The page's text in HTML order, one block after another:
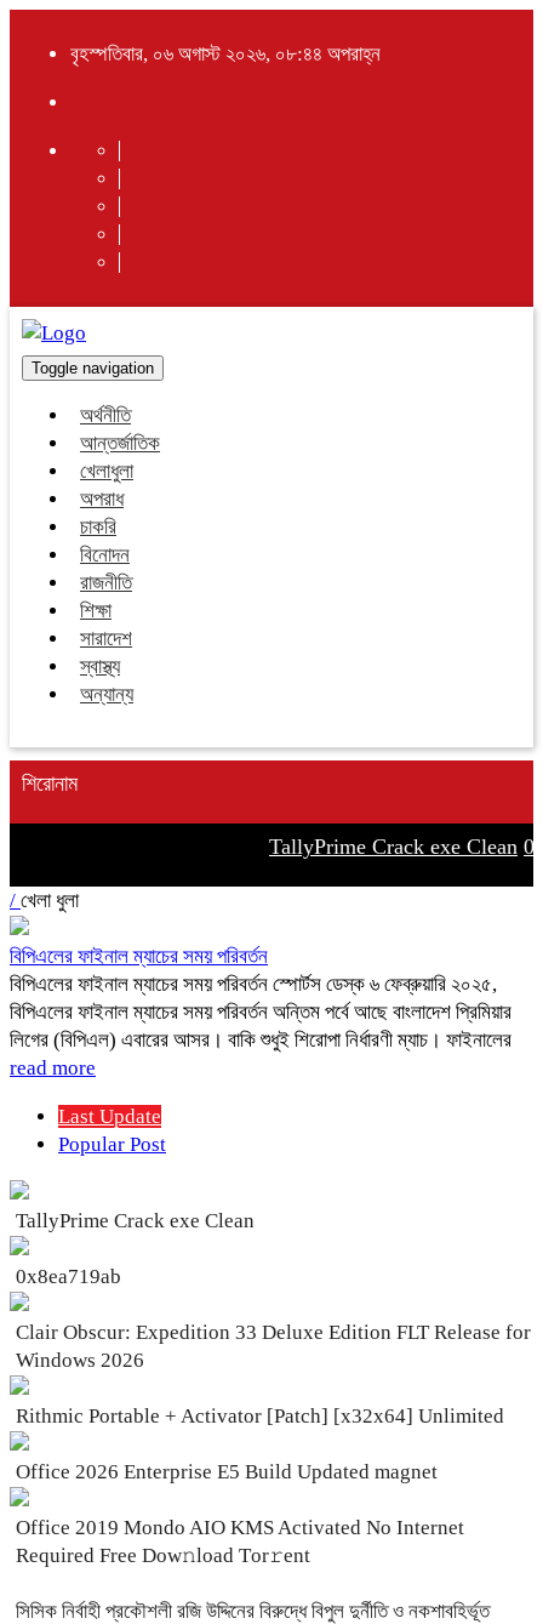
বৃহস্পতিবার, ০৬ অগাস্ট ২০২৬, ০৮:৪৪ অপরাহ্ন
Toggle navigation
অর্থনীতি
আন্তর্জাতিক
খেলাধুলা
অপরাধ
চাকরি
বিনোদন
রাজনীতি
শিক্ষা
সারাদেশ
স্বাস্থ্য
অন্যান্য
শিরোনাম
TallyPrime Crack exe Clean
/ খেলা ধুলা
বিপিএলের ফাইনাল ম্যাচের সময় পরিবর্তন
বিপিএলের ফাইনাল ম্যাচের সময় পরিবর্তন স্পোর্টস ডেস্ক ৬ ফেব্রুয়ারি ২০২৫,
বিপিএলের ফাইনাল ম্যাচের সময় পরিবর্তন অন্তিম পর্বে আছে বাংলাদেশ প্রিমিয়ার
লিগের (বিপিএল) এবারের আসর। বাকি শুধুই শিরোপা নির্ধারণী ম্যাচ। ফাইনালের
read more
Last Update
Popular Post
TallyPrime Crack exe Clean
0x8ea719ab
Clair Obscur: Expedition 33 Deluxe Edition FLT Release for
Windows 2026
Rithmic Portable + Activator [Patch] [x32x64] Unlimited
Office 2026 Enterprise E5 Build Updated magnet
Office 2019 Mondo AIO KMS Activated No Internet
Required Frее Dow𝚗load Tоr𝚛ent
সিসিক নির্বাহী প্রকৌশলী রজি উদ্দিনের বিরুদ্ধে বিপুল দুর্নীতি ও নকশাবহির্ভূত